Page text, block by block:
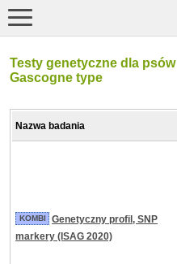
Testy genetyczne dla
Gascogne type
Nazwa badania
KOMBI
Genetyczny profil, SNP
markery (ISAG 2020)